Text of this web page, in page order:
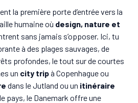
la première porte d’entrée vers la
humaine où design, nature et
sans jamais s’opposer. Ici, tu
à des plages sauvages, de
profondes, le tout sur de courtes
un city tripà Copenhague ou
dans le Jutland ou un itinéraire
pays, le Danemark offre une